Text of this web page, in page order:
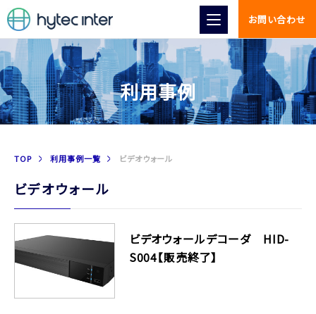
お問い合わせ
利用事例
TOP 利用事例一覧 ビデオウォール
ビデオウォール
ビデオウォールデコーダ HID-
S004【販売終了】